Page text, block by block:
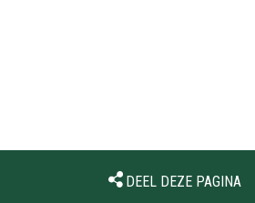
DEEL DEZE PAGINA